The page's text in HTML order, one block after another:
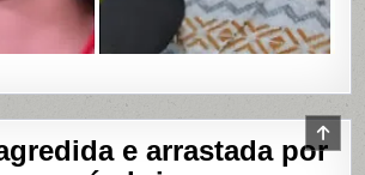
e arrastada porTO